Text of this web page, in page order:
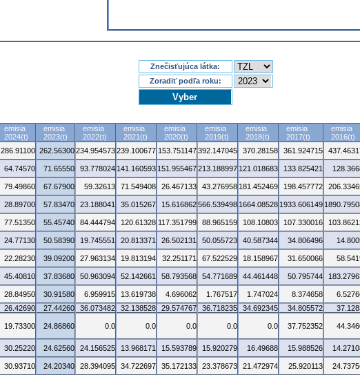
Znečisťujúca látka:
Zoradiť podľa roku:
emisia
2024(t)
emisia
2023(t)
emisia
2022(t)
emisia
2021(t)
emisia
2020(t)
emisia
2019(t)
emisia
2018(t)
emisia
2017(t)
emisia
2016(t)
286.91100 262.56300234.954573239.100677 153.751147392.147045 370.28158 361.924715
64.74570 71.65550 93.778024 141.160593 151.955467213.188997 121.018683 133.825421
79.49860 67.67900 59.32613 71.549408 26.467133 43.276958 181.452469 198.457772
28.89700 57.83470 23.188041 35.015267 15.616862566.539498 1664.08528 1933.606149
77.51350 55.45740 84.444794 120.61328 117.351799 88.965159 108.10803 107.330016
24.77130 50.58390 19.745551 20.813371 26.502131 50.055723 40.587344 34.806496
22.28230 39.09200 27.963134 19.813194 32.251171 67.522529 18.158967 31.650066
45.40810 37.83680 50.963094 52.142661 58.793568 54.771689 44.461448 50.795744
28.84950 30.91580 6.959915 13.619738 4.696062 1.767517 1.747024 8.374658
26.42690 27.44260 36.073482 32.138528 29.574767 36.718235 34.692345 34.805572
19.73300 24.86860 0.0 0.0 0.0 0.0 0.0 37.752352
30.25220 24.62560 24.156525 13.968171 15.593789 15.920279 16.49688 15.988526
30.93710 24.20340 28.394095 34.722697 35.172133 23.378673 21.472974 25.920113